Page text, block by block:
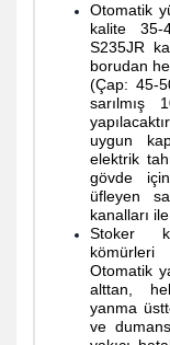
Otomatik
kalite 35-
S235JR
borudan
(Çap: 45-
sarılmış
uygun
elektrik
gövde
üfleyen
kanalları
Stoker
kömürleri
Otomatik
alttan,
yanma
ve